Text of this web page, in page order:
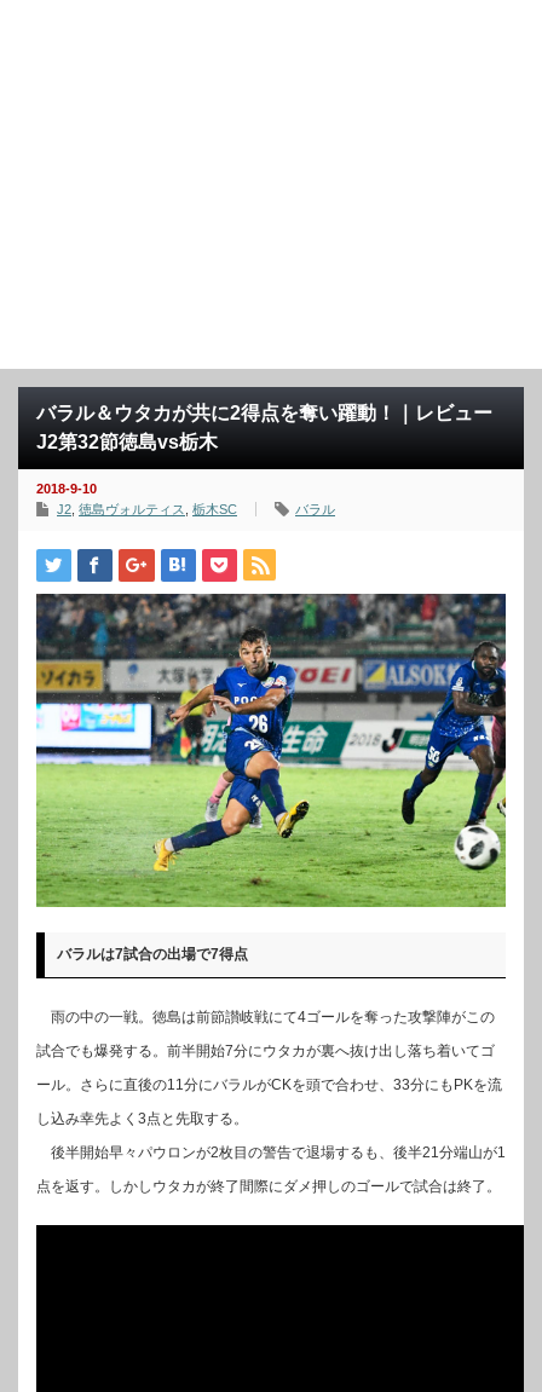
バラル＆ウタカが共に2得点を奪い躍動！｜レビュー
J2第32節徳島vs栃木
2018-9-10
J2 徳島ヴォルティス 栃木SC バラル
バラルは7試合の出場で7得点
雨の中の一戦。徳島は前節讃岐戦にて4ゴールを奪った攻撃陣がこの
試合でも爆発する。前半開始7分にウタカが裏へ抜け出し落ち着いてゴ
ール。さらに直後の11分にバラルがCKを頭で合わせ、33分にもPKを流
し込み幸先よく3点と先取する。
後半開始早々パウロンが2枚目の警告で退場するも、後半21分端山が1
点を返す。しかしウタカが終了間際にダメ押しのゴールで試合は終了。